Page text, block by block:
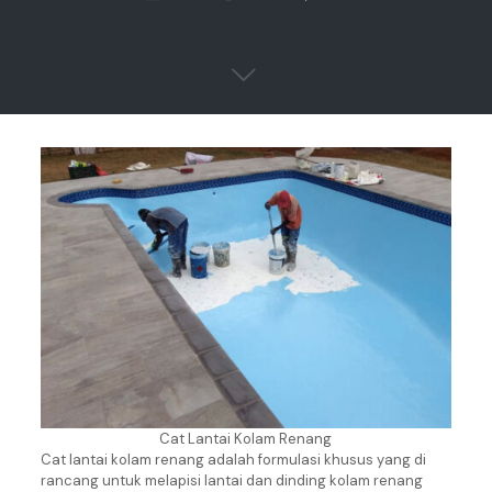
Cat Lantai Kolam Renang
Cat lantai kolam renang adalah formulasi khusus yang di
rancang untuk melapisi lantai dan dinding kolam renang